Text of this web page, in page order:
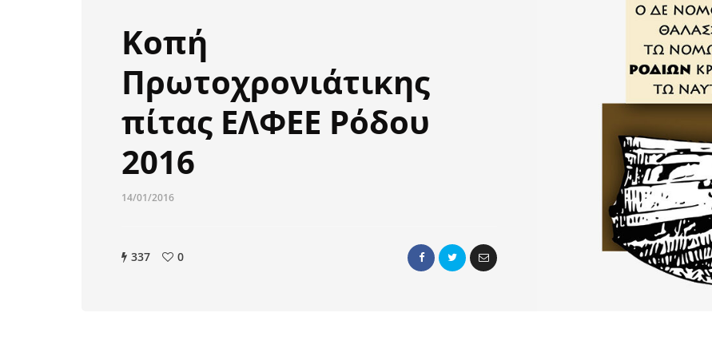
Κοπή
Πρωτοχρονιάτικης
πίτας ΕΛΦΕΕ Ρόδου
2016
14/01/2016
337 0